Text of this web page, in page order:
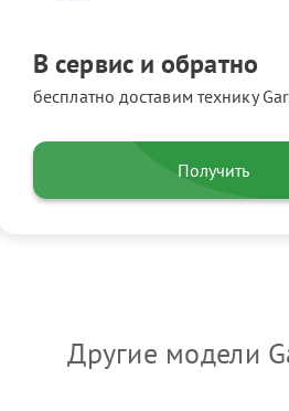
В сервис и обратно
бесплатно доставим технику
Получить
Другие модели